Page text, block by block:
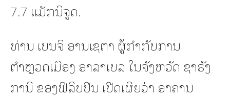
7.7 ແມັກນິຈູດ.
ທ່ານ ເບນຈິ ອານເຊຕາ ຜູ້ກຳກັບການ
ຕຳຫຼວດເມືອງ ອາລາເບລ ໃນຈັງຫວັດ ຊາຣັງ
ການີ ຂອງຟິລິບປິນ ເປີດເຜີຍວ່າ ອາຄານ